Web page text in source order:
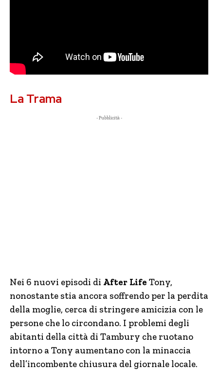
La Trama
- Pubblicità -
Nei 6 nuovi episodi di After Life Tony,
nonostante stia ancora soffrendo per la perdita
della moglie, cerca di stringere amicizia con le
persone che lo circondano. I problemi degli
abitanti della città di Tambury che ruotano
intorno a Tony aumentano con la minaccia
dell’incombente chiusura del giornale locale.